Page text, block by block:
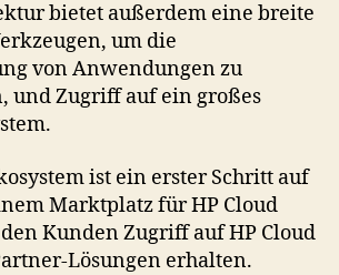
bietet außerdem eine breite
um die
von Anwendungen zu
und Zugriff auf ein großes
ist ein erster Schritt auf
Marktplatz für HP Cloud
Kunden Zugriff auf HP Cloud
Lösungen erhalten.